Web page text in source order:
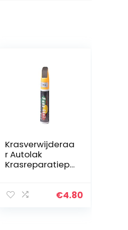
Krasverwijderaa
r Autolak
Krasreparatiepe
en voor auto’s
€4.80